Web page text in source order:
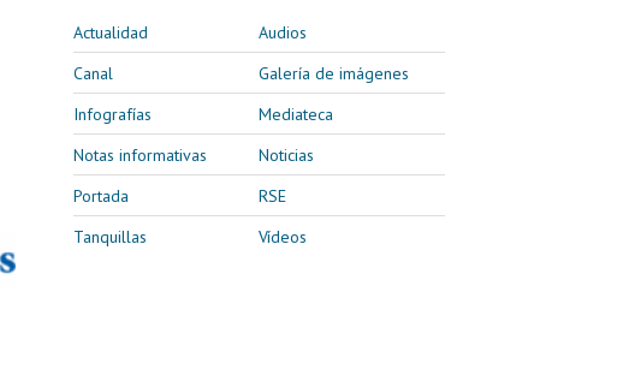
Actualidad
Audios
Canal
Galería de imágenes
Infografías
Mediateca
Notas informativas
Noticias
Portada
RSE
Tanquillas
Vídeos